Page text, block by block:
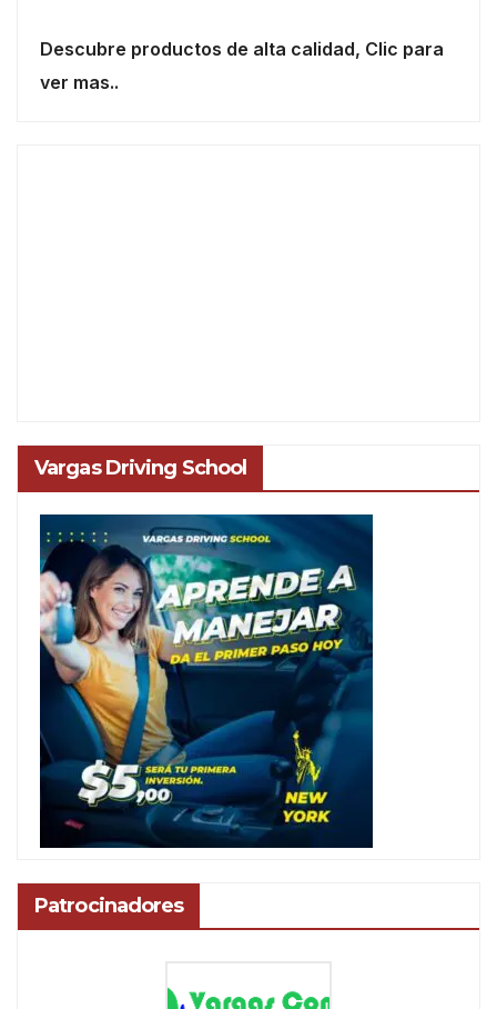
Descubre productos de alta calidad, Clic para
ver mas..
Vargas Driving School
Patrocinadores